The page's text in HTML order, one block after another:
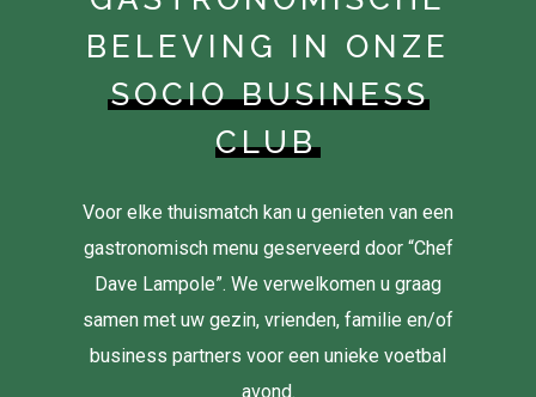
BELEVING IN ONZE
SOCIO BUSINESS
CLUB
Voor elke thuismatch kan u genieten van een
gastronomisch menu geserveerd door “Chef
Dave Lampole”. We verwelkomen u graag
samen met uw gezin, vrienden, familie en/of
business partners voor een unieke voetbal
avond.